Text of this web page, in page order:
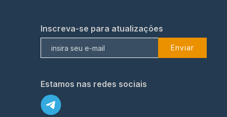
Inscreva-se para atualizações
Enviar
Estamos nas redes sociais